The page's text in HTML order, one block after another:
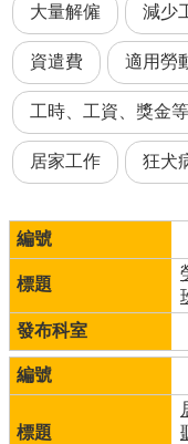
大量解僱 減少
資遣費 適用勞
工時、工資、獎金
居家工作 狂犬